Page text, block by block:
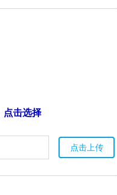
点击选择
点击上传